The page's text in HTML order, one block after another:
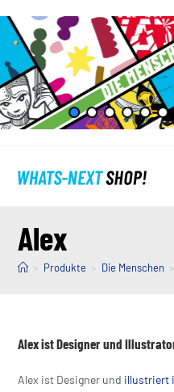
Inhalt
springen
Alex
> Produkte > Die Menschen >
Alex ist Designer und
Alex ist Designer und illustriert